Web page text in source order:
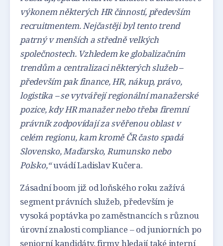
výkonem některých HR činností, především
recruitmentem. Nejčastěji byl tento trend
patrný v menších a středně velkých
společnostech. Vzhledem ke globalizačním
trendům a centralizaci některých služeb –
především pak finance, HR, nákup, právo,
logistika – se vytvářejí regionální manažerské
pozice, kdy HR manažer nebo třeba firemní
právník zodpovídají za svěřenou oblast v
celém regionu, kam kromě ČR často spadá
Slovensko, Maďarsko, Rumunsko nebo
Polsko,“uvádí Ladislav Kučera.
Zásadní boom již od loňského roku zažívá
segment právních služeb, především je
vysoká poptávka po zaměstnancích s různou
úrovní znalosti compliance – od juniorních po
seniorní kandidáty, firmy hledají také interní